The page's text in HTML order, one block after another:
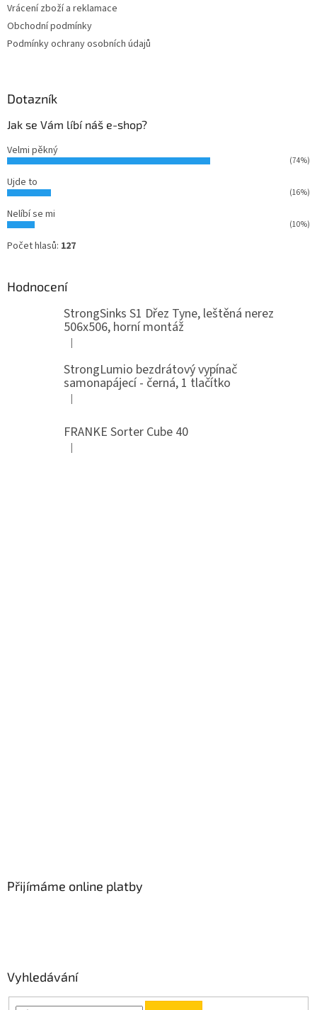
Vrácení zboží a reklamace
Obchodní podmínky
Podmínky ochrany osobních údajů
Dotazník
Jak se Vám líbí náš e-shop?
Velmi pěkný
(74%)
Ujde to
(16%)
Nelíbí se mi
(10%)
Počet hlasů: 127
Hodnocení
StrongSinks S1 Dřez Tyne, leštěná nerez
506x506, horní montáž
Hodnocení produktu je 5 z 5 hvězdiček.
|
StrongLumio bezdrátový vypínač
samonapájecí - černá, 1 tlačítko
Hodnocení produktu je 4 z 5 hvězdiček.
|
FRANKE Sorter Cube 40
Hodnocení produktu je 3 z 5 hvězdiček.
|
Přijímáme online platby
Vyhledávání